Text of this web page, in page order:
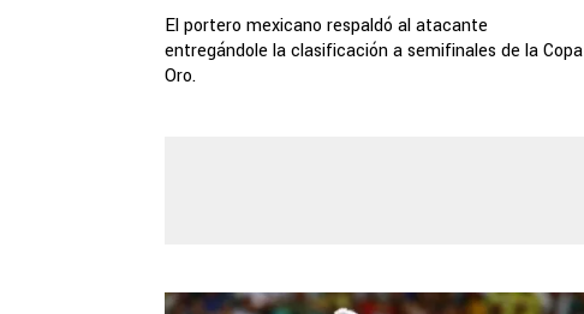
El portero mexicano respaldó al atacante
entregándole la clasificación a semifinales de la Copa
Oro.